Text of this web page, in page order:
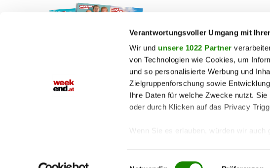
Verantwortungsvoller Umgang mit
Wir und unsere 1022 Partner
von Technologien wie Cookies, um
und so personalisierte Werbung und
Zielgruppenforschung sowie
Ihre Daten für welche Zwecke nutzt.
oder durch Klicken auf das Privacy
Wenn Sie es erlauben, würden wir auch
Einwilligungsauswahl
Jetzt E-Paper lesen!
Top
beauty
chronik
fashion
fitness
genuss
haustiere